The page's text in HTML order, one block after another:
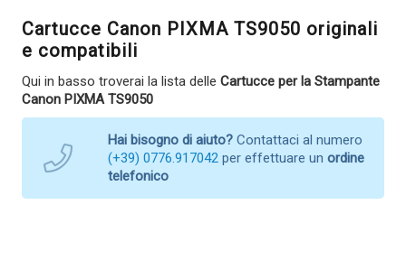
Cartucce Canon PIXMA TS9050 originali
e compatibili
Qui in basso troverai la lista delle Cartucce per la Stampante
Canon PIXMA TS9050
Hai bisogno di aiuto? Contattaci al numero
(+39) 0776.917042 per effettuare un ordine
telefonico